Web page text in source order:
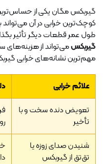
گیربکس مگان یکی از
کوچک‌ترین خرابی در آن
طول عمر قطعات دیگر تأثیر
گیربکسمی‌تواند از هزینه‌های
مهم‌ترین نشانه‌های خرابی
علائم خرابی
تعویض دنده سخت و با
تأخیر
شنیدن صدای زوزه یا
تق‌تق از گیربکس